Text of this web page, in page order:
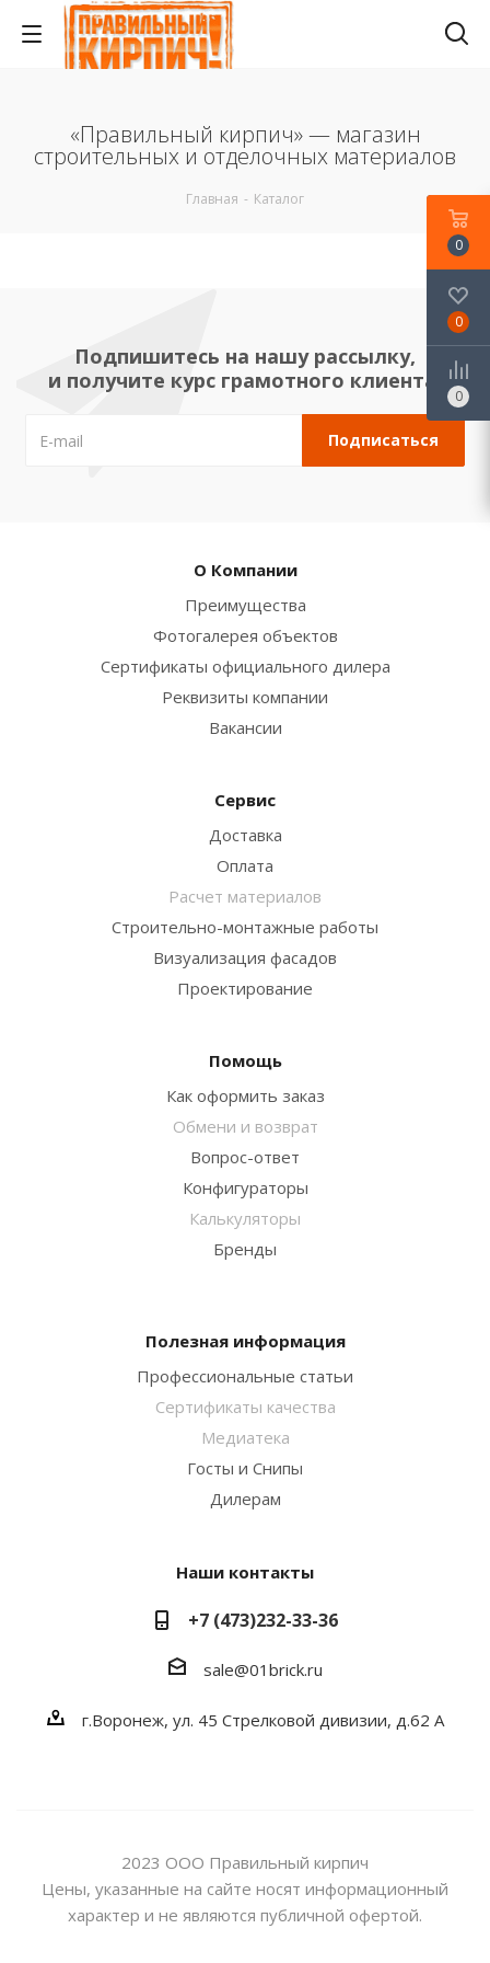
«Правильный кирпич» — магазин
строительных и отделочных материалов
Главная - Каталог
Подпишитесь на нашу рассылку,
и получите курс грамотного клиента!
О Компании
Преимущества
Фотогалерея объектов
Сертификаты официального дилера
Реквизиты компании
Вакансии
Сервис
Доставка
Оплата
Расчет материалов
Строительно-монтажные работы
Визуализация фасадов
Проектирование
Помощь
Как оформить заказ
Обмени и возврат
Вопрос-ответ
Конфигураторы
Калькуляторы
Бренды
Полезная информация
Профессиональные статьи
Сертификаты качества
Медиатека
Госты и Снипы
Дилерам
Наши контакты
+7 (473)232-33-36
sale@01brick.ru
г.Воронеж, ул. 45 Стрелковой дивизии, д.62 А
2023 ООО Правильный кирпич
Цены, указанные на сайте носят информационный
характер и не являются публичной офертой.
0
0
0